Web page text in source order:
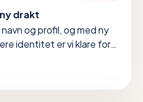
drakt
og profil, og med ny
identitet er vi klare for